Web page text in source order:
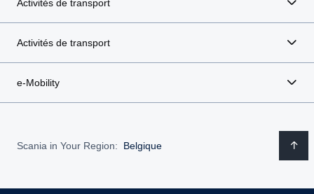
Activités de transport
Activités de transport
e-Mobility
Scania in Your Region: Belgique